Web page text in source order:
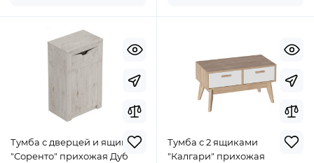
Тумба с дверцей и ящиком
"Соренто" прихожая Дуб
Тумба с 2 ящиками
"Калгари" прихожая